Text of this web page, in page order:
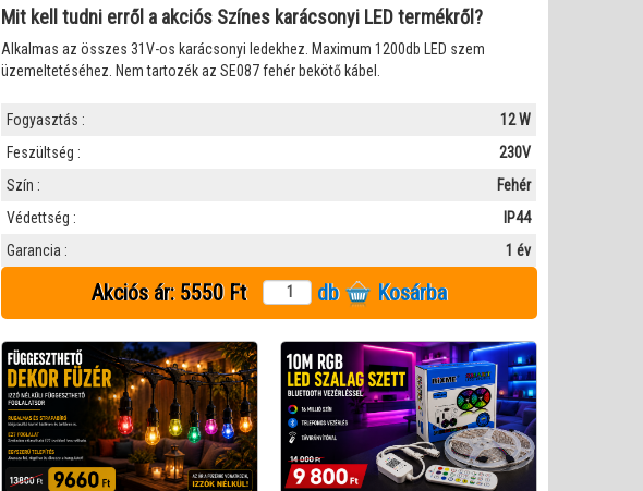
Mit kell tudni erről a akciós Színes karácsonyi LED termékről?
Alkalmas az összes 31V-os karácsonyi ledekhez. Maximum 1200db LED szem
üzemeltetéséhez. Nem tartozék az SE087 fehér bekötő kábel.
Fogyasztás :
12 W
Feszültség :
230V
Szín :
Fehér
Védettség :
IP44
Garancia :
1 év
Akciós ár: 5550 Ft db Kosárba